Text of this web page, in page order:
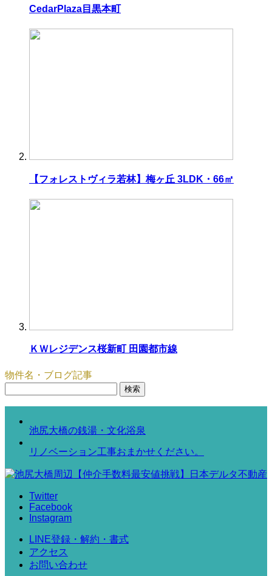
CedarPlaza目黒本町
【フォレストヴィラ若林】梅ヶ丘 3LDK・66㎡
ＫＷレジデンス桜新町 田園都市線
物件名・ブログ記事
池尻大橋の銭湯・文化浴泉
リノベーション工事おまかせください。
Twitter
Facebook
Instagram
LINE登録・解約・書式
アクセス
お問い合わせ